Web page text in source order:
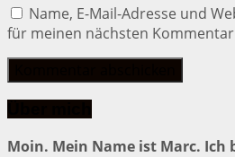
Name, E-Mail-Adresse und
für meinen nächsten
Moin. Mein Name ist Marc. Ich